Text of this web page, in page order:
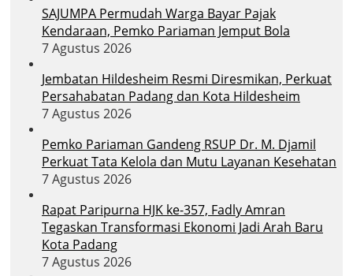
SAJUMPA Permudah Warga Bayar Pajak
Kendaraan, Pemko Pariaman Jemput Bola
7 Agustus 2026
Jembatan Hildesheim Resmi Diresmikan, Perkuat
Persahabatan Padang dan Kota Hildesheim
7 Agustus 2026
Pemko Pariaman Gandeng RSUP Dr. M. Djamil
Perkuat Tata Kelola dan Mutu Layanan Kesehatan
7 Agustus 2026
Rapat Paripurna HJK ke-357, Fadly Amran
Tegaskan Transformasi Ekonomi Jadi Arah Baru
Kota Padang
7 Agustus 2026